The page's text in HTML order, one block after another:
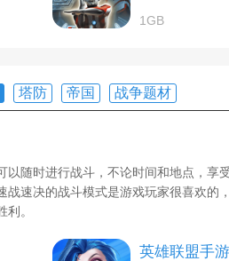
1GB
塔防 帝国 战争题材
以随时进行战斗，不论时间和地点，
战速决的战斗模式是游戏玩家很喜欢的
。
英雄联盟手游